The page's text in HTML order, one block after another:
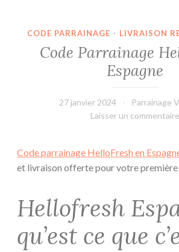
CODE PARRAINAGE · LIVRAISON
Code Parrainage
Espagne
27 janvier 2024
Parrainage
Laisser un commentaire
Code parrainage HelloFresh en
et livraison offerte pour votre première
Hellofresh
qu’est ce que